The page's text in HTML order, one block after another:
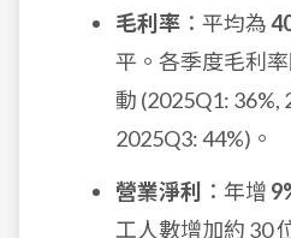
毛利率 ：平均為
平。各季度毛利
動 (2025Q1: 36%,
2025Q3: 44%)。
營業淨利
：年增
工人數增加約 30